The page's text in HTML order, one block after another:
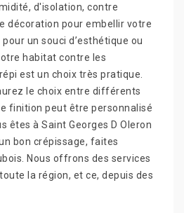
d'isolation, contre
décoration pour embellir votre
un souci d’esthétique ou
habitat contre les
est un choix très pratique.
le choix entre différents
finition peut être personnalisé
êtes à Saint Georges D Oleron
bon crépissage, faites
Nous offrons des services
la région, et ce, depuis des